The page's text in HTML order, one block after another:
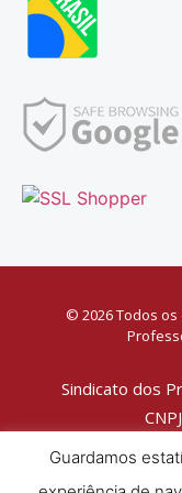
© 2026 Todos
Sindicato dos
Guardamos